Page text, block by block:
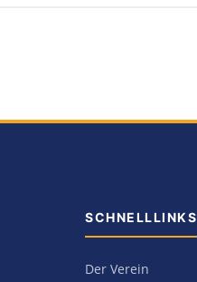
SCHNELLLINKS
Der Verein